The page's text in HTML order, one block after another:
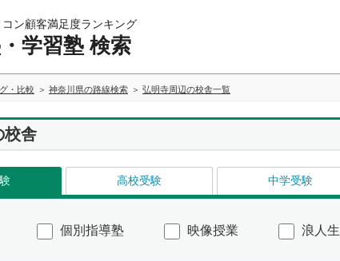
コン顧客満足度ランキング
学習塾 検索
・比較 神奈川県の路線検索 弘明寺周辺の校舎一覧
校舎
高校受験 中学受験
個別指導塾 映像授業 浪人生